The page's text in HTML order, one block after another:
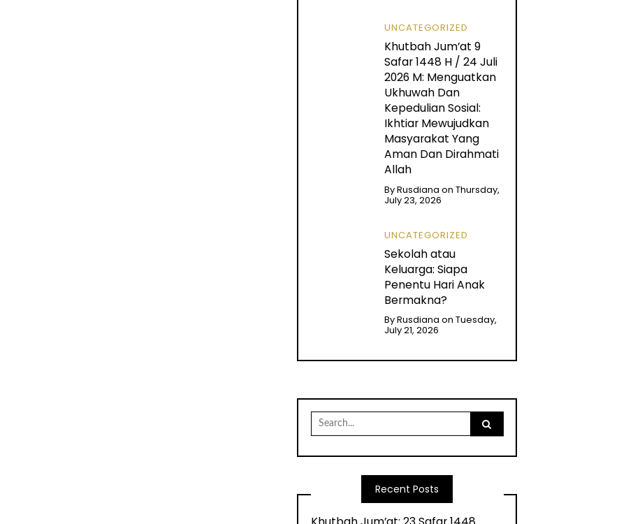
UNCATEGORIZED
Khutbah Jum’at 9
Safar 1448 H / 24 Juli
2026 M: Menguatkan
Ukhuwah Dan
Kepedulian Sosial:
Ikhtiar Mewujudkan
Masyarakat Yang
Aman Dan Dirahmati
Allah
ByRusdiana on Thursday,
July 23, 2026
UNCATEGORIZED
Sekolah atau
Keluarga: Siapa
Penentu Hari Anak
Bermakna?
ByRusdiana on Tuesday,
July 21, 2026
Search
for:
Recent Posts